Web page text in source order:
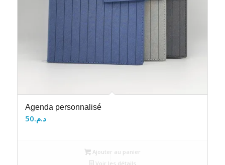
Agenda personnalisé
د.م.50
Ajouter au panier
Voir les détails